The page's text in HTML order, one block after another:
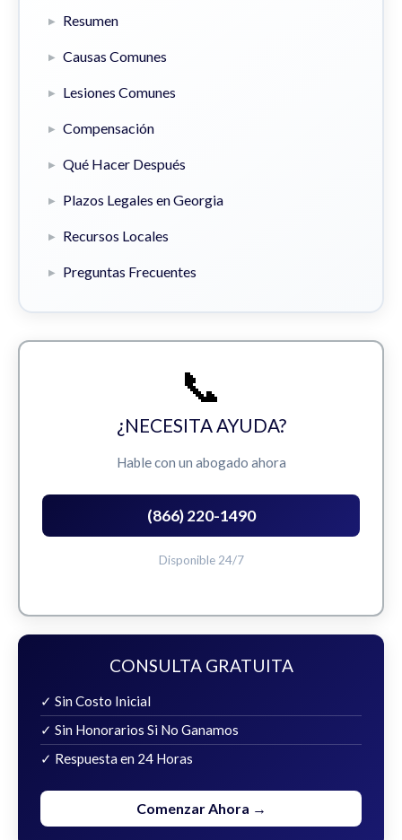
Resumen
Causas Comunes
Lesiones Comunes
Compensación
Qué Hacer Después
Plazos Legales en Georgia
Recursos Locales
Preguntas Frecuentes
📞
¿NECESITA AYUDA?
Hable con un abogado ahora
(866) 220-1490
Disponible 24/7
CONSULTA GRATUITA
✓ Sin Costo Inicial
✓ Sin Honorarios Si No Ganamos
✓ Respuesta en 24 Horas
Comenzar Ahora →